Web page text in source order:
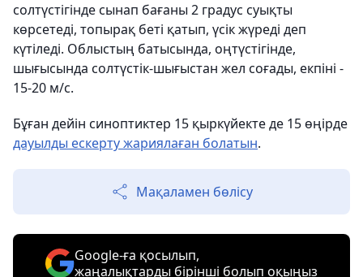
солтүстігінде сынап бағаны 2 градус суықты
көрсетеді, топырақ беті қатып, үсік жүреді деп
күтіледі. Облыстың батысында, оңтүстігінде,
шығысында солтүстік-шығыстан жел соғады, екпіні -
15-20 м/с.
Бұған дейін синоптиктер 15 қыркүйекте де 15 өңірде
дауылды ескерту жариялаған болатын.
Мақаламен бөлісу
Google-ға қосылып,
жаңалықтарды бірінші болып оқыңыз